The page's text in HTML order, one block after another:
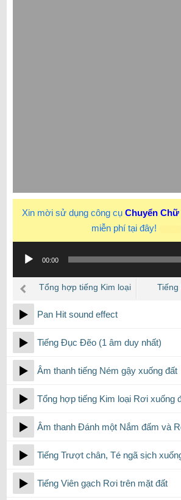
Xin mời sử dụng công cụ Chuyển Chữ
miễn phí tại đây!
phát
âm
thanh
00:00
Tổng hợp tiếng Kim loại
Pan Hit sound effect
Tiếng Đục Đẽo (1 âm duy nhất)
Âm thanh tiếng Ném gậy xuống đất
Tổng hợp tiếng Kim loại Rơi xuống
Âm thanh Đánh một Nắm đấm và
Tiếng Trượt chân, Té ngã sịch
Tiếng Viên gạch Rơi trên mặt đất